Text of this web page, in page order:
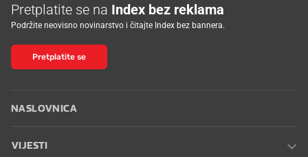
Pretplatite se na Index bez reklama
Podržite neovisno novinarstvo i čitajte Index bez bannera.
Pretplatite se
NASLOVNICA
VIJESTI